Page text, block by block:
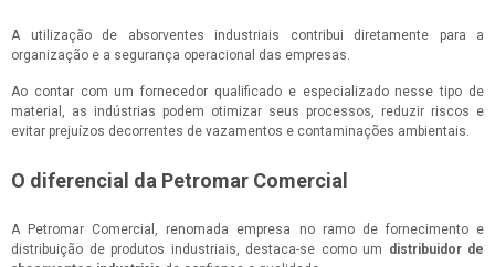
A utilização de absorventes industriais contribui diretamente para a
organização e a segurança operacional das empresas.
Ao contar com um fornecedor qualificado e especializado nesse tipo de
material, as indústrias podem otimizar seus processos, reduzir riscos e
evitar prejuízos decorrentes de vazamentos e contaminações ambientais.
O diferencial da Petromar Comercial
A Petromar Comercial, renomada empresa no ramo de fornecimento e
distribuição de produtos industriais, destaca-se como um distribuidor de